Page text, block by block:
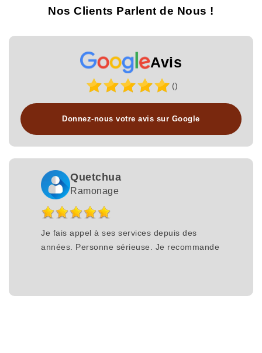
Nos Clients Parlent de Nous !
Avis
()
Donnez-nous votre avis sur Google
Quetchua
Ramonage
Je fais appel à ses services depuis des
années. Personne sérieuse. Je recommande